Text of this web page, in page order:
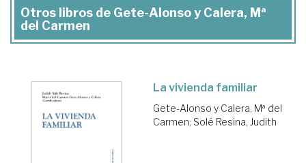
Otros libros de Gete-Alonso y Calera, Mª
del Carmen
La vivienda familiar
Gete-Alonso y Calera, Mª del
Carmen; Solé Resina, Judith